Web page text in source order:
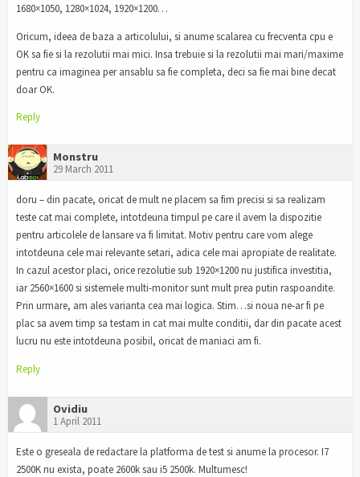
1680×1050, 1280×1024, 1920×1200…
Oricum, ideea de baza a articolului, si anume scalarea cu frecventa cpu e
OK sa fie si la rezolutii mai mici. Insa trebuie si la rezolutii mai mari/maxime
pentru ca imaginea per ansablu sa fie completa, deci sa fie mai bine decat
doar OK.
Reply
Monstru
29 March 2011
doru – din pacate, oricat de mult ne placem sa fim precisi si sa realizam
teste cat mai complete, intotdeuna timpul pe care il avem la dispozitie
pentru articolele de lansare va fi limitat. Motiv pentru care vom alege
intotdeuna cele mai relevante setari, adica cele mai apropiate de realitate.
In cazul acestor placi, orice rezolutie sub 1920×1200 nu justifica investitia,
iar 2560×1600 si sistemele multi-monitor sunt mult prea putin raspoandite.
Prin urmare, am ales varianta cea mai logica. Stim…si noua ne-ar fi pe
plac sa avem timp sa testam in cat mai multe conditii, dar din pacate acest
lucru nu este intotdeuna posibil, oricat de maniaci am fi.
Reply
Ovidiu
1 April 2011
Este o greseala de redactare la platforma de test si anume la procesor. I7
2500K nu exista, poate 2600k sau i5 2500k. Multumesc!